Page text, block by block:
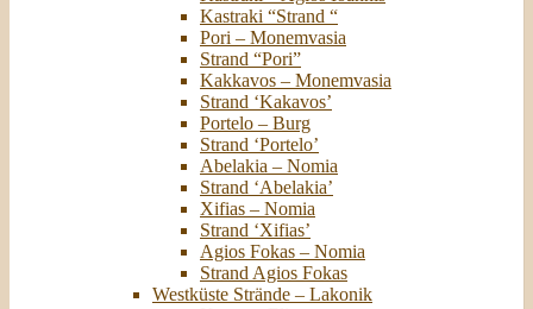
Kastraki “Strand “
Pori – Monemvasia
Strand “Pori”
Kakkavos – Monemvasia
Strand ‘Kakavos’
Portelo – Burg
Strand ‘Portelo’
Abelakia – Nomia
Strand ‘Abelakia’
Xifias – Nomia
Strand ‘Xifias’
Agios Fokas – Nomia
Strand Agios Fokas
Westküste Strände – Lakonik